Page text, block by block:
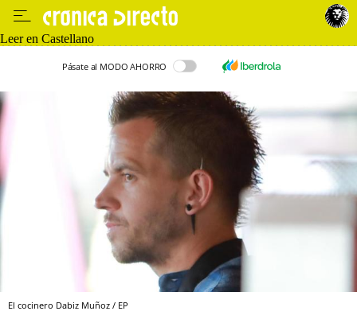
Leer en Castellano
Pásate al MODO AHORRO
El cocinero Dabiz Muñoz / EP